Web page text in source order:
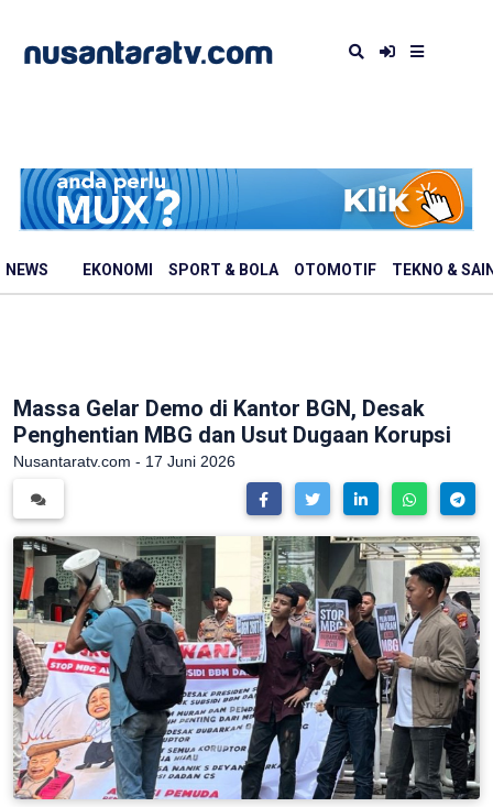
NEWS EKONOMI SPORT & BOLA OTOMOTIF TEKNO &
Massa Gelar Demo di Kantor BGN, Desak
Penghentian MBG dan Usut Dugaan Korupsi
Nusantaratv.com - 17 Juni 2026